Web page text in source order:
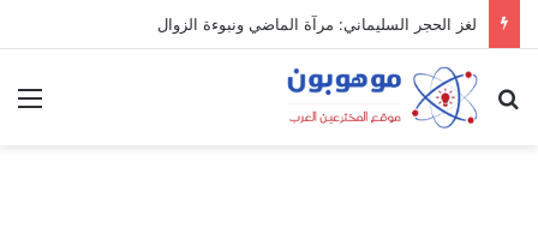
لغز الحجر السليماني: مرآة الماضي ونبوءة الزوال
بحث عن